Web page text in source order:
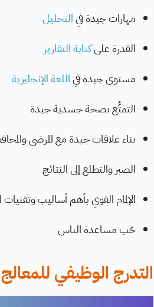
مهارات جيدة فيالتحليل
القدرة علىكتابة التقارير
مستوى جيدة فياللغة الإنجليزية
التمتُّع بصحة جسدية جيدة
بناء علاقات جيدة مع المرضى
الصبر والتطلع إلى النتائج
الإلمام القوي بأهم أساليب
حُب مساعدة الناس
التدرج الوظيفي للمعالج